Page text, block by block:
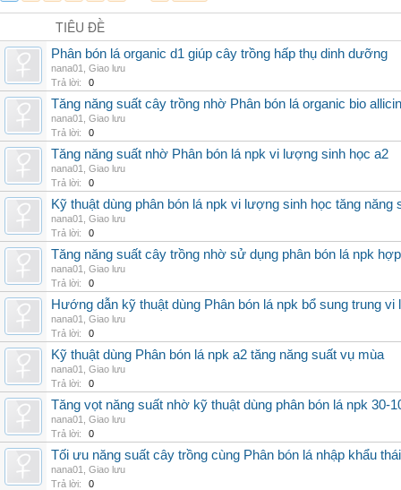
TIÊU ĐỀ
Phân bón lá organic d1 giúp cây trồng hấp thụ dinh dưỡng
nana01
Giao lưu
Trả lời:
0
Tăng năng suất cây trồng nhờ Phân bón lá organic bio allicin
nana01
Giao lưu
Trả lời:
0
Tăng năng suất nhờ Phân bón lá npk vi lượng sinh học a2
nana01
Giao lưu
Trả lời:
0
Kỹ thuật dùng phân bón lá npk vi lượng sinh học tăng năng
nana01
Giao lưu
Trả lời:
0
Tăng năng suất cây trồng nhờ sử dụng phân bón lá npk
nana01
Giao lưu
Trả lời:
0
Hướng dẫn kỹ thuật dùng Phân bón lá npk bổ sung trung vi
nana01
Giao lưu
Trả lời:
0
Kỹ thuật dùng Phân bón lá npk a2 tăng năng suất vụ mùa
nana01
Giao lưu
Trả lời:
0
Tăng vọt năng suất nhờ kỹ thuật dùng phân bón lá npk 30-
nana01
Giao lưu
Trả lời:
0
Tối ưu năng suất cây trồng cùng Phân bón lá nhập khẩu
nana01
Giao lưu
Trả lời:
0